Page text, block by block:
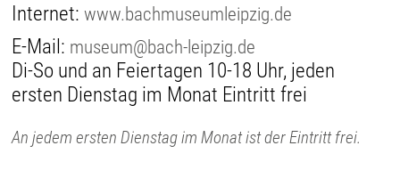
Internet:www.bachmuseumleipzig.de
E-Mail: museum@bach-leipzig.de
Di-So und an Feiertagen 10-18 Uhr, jeden
ersten Dienstag im Monat Eintritt frei
An jedem ersten Dienstag im Monat ist der Eintritt frei.